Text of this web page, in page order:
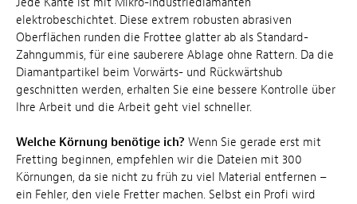
elektrobeschichtet. Diese extrem robusten abrasiven
Oberflächen runden die Frottee glatter ab als Standard-
Zahngummis, für eine sauberere Ablage ohne Rattern. Da die
Diamantpartikel beim Vorwärts- und Rückwärtshub
geschnitten werden, erhalten Sie eine bessere Kontrolle über
Ihre Arbeit und die Arbeit geht viel schneller.
Welche Körnung benötige ich? Wenn Sie gerade erst mit
Fretting beginnen, empfehlen wir die Dateien mit 300
Körnungen, da sie nicht zu früh zu viel Material entfernen –
ein Fehler, den viele Fretter machen. Selbst ein Profi wird